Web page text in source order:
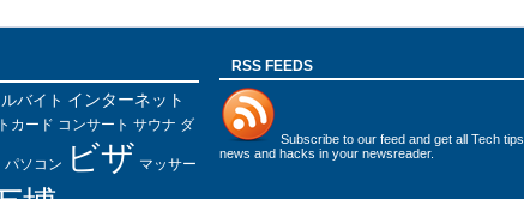
バイト インターネット
カード コンサート サウナ ダ
パソコン ビザ マッサー
RSS FEEDS
Subscribe to our feed and get all Tech tips,
news and hacks in your newsreader.